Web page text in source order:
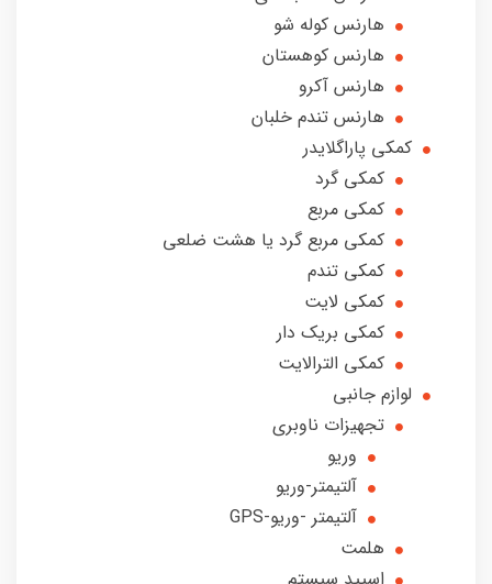
هارنس کوله شو
هارنس کوهستان
هارنس آکرو
هارنس تندم خلبان
کمکی پاراگلایدر
کمکی گرد
کمکی مربع
کمکی مربع گرد یا هشت ضلعی
کمکی تندم
کمکی لایت
کمکی بریک دار
کمکی الترالایت
لوازم جانبی
تجهیزات ناوبری
وریو
آلتیمتر-وریو
آلتیمتر -وریو-GPS
هلمت